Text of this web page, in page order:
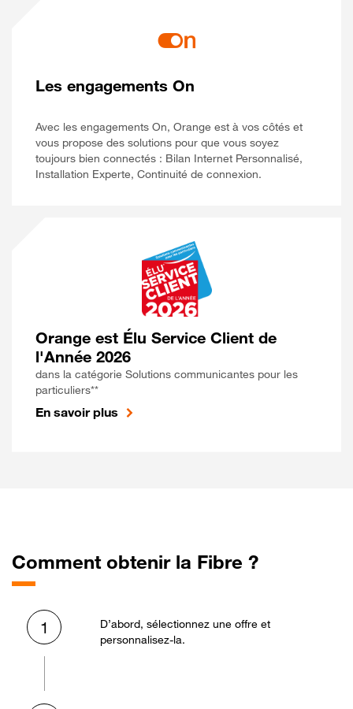
Les engagements On
Avec les engagements On, Orange est à vos côtés et
vous propose des solutions pour que vous soyez
toujours bien connectés : Bilan Internet Personnalisé,
Installation Experte, Continuité de connexion.
Orange est Élu Service Client de
l'Année 2026
dans la catégorie Solutions communicantes pour les
particuliers**
En savoir plus
Comment obtenir la Fibre ?
1
D’abord, sélectionnez une offre et
personnalisez-la.